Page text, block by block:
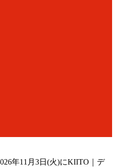
年11月3日(火)にKIITO｜デ